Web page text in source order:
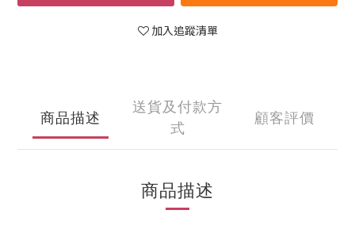
加入追蹤清單
商品描述
送貨及付款方
式
顧客評價
商品描述